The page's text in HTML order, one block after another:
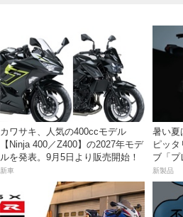
カワサキ、人気の400ccモデル
【Ninja 400／Z400】の2027年モデ
ルを発表。9月5日より販売開始！
新車
暑い夏
ピッ
ブ「プ
イトナ
新製品